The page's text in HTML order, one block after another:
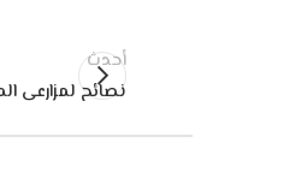
أحدث
نصائح لمزارعى